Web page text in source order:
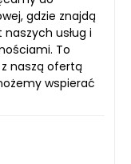
gdzie znajdą
usług i
To
naszą ofertą
wspierać